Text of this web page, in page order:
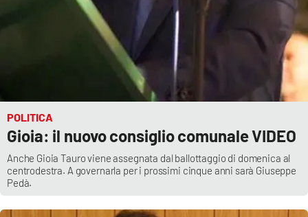
POLITICA
Gioia: il nuovo consiglio comunale VIDEO
Anche Gioia Tauro viene assegnata dal ballottaggio di domenica al
centrodestra. A governarla per i prossimi cinque anni sarà Giuseppe
Pedà.